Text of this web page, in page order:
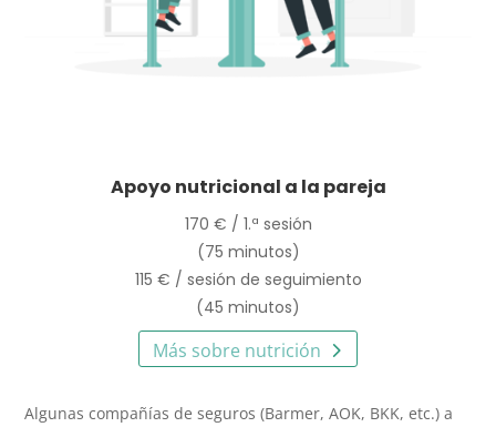
Apoyo nutricional a la pareja
170 € / 1.ª sesión
(75 minutos)
115 € / sesión de seguimiento
(45 minutos)
Más sobre nutrición
Algunas compañías de seguros (Barmer, AOK, BKK, etc.) a